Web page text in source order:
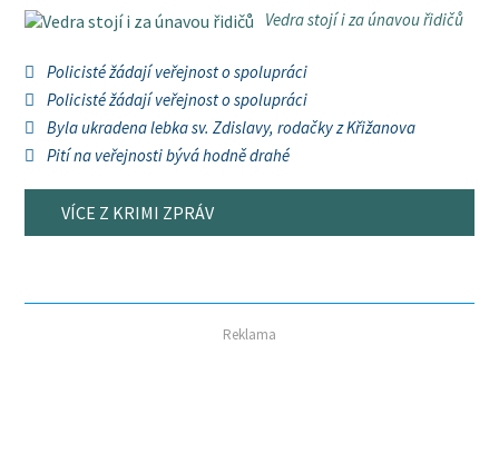
Vedra stojí i za únavou řidičů
Policisté žádají veřejnost o spolupráci
Policisté žádají veřejnost o spolupráci
Byla ukradena lebka sv. Zdislavy, rodačky z Křižanova
Pití na veřejnosti bývá hodně drahé
VÍCE Z KRIMI ZPRÁV
Reklama